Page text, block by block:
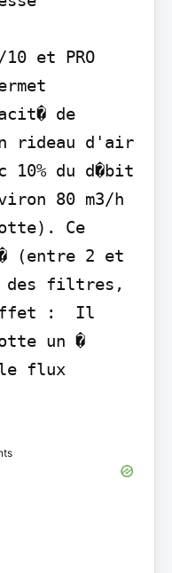
et PRO
de
rideau d'air
10% du d�bit
80 m3/h
Ce
(entre 2 et
des filtres,
effet :  Il
un �
le flux